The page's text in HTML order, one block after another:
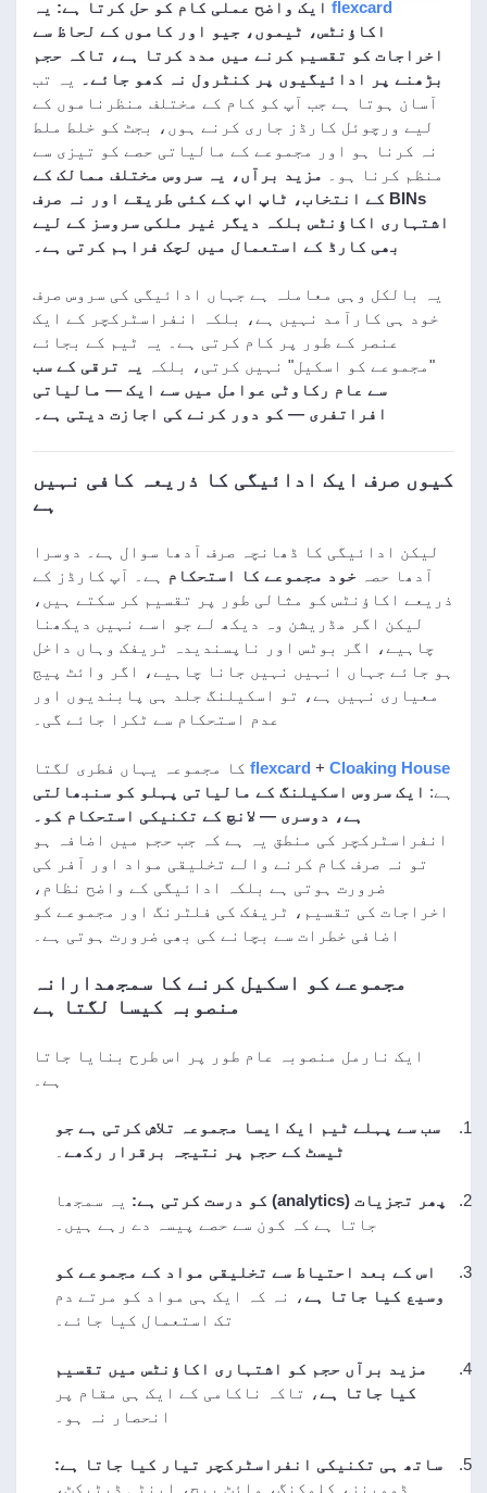
flexcard ایک واضح عملی کام کو حل کرتا ہے: یہ
اکاؤنٹس، ٹیموں، جیو اور کاموں کے لحاظ سے
اخراجات کو تقسیم کرنے میں مدد کرتا ہے، تاکہ حجم
بڑھنے پر ادائیگیوں پر کنٹرول نہ کھو جائے۔
یہ تب
آسان ہوتا ہے جب آپ کو کام کے مختلف منظرناموں کے
لیے ورچوئل کارڈز جاری کرنے ہوں، بجٹ کو خلط ملط
نہ کرنا ہو اور مجموعے کے مالیاتی حصے کو تیزی سے
منظم کرنا ہو۔
مزید برآں، یہ سروس مختلف ممالک کے
BINs کے انتخاب، ٹاپ اپ کے کئی طریقے اور نہ صرف
اشتہاری اکاؤنٹس بلکہ دیگر غیر ملکی سروسز کے لیے
بھی کارڈ کے استعمال میں لچک فراہم کرتی ہے۔
یہ بالکل وہی معاملہ ہے جہاں ادائیگی کی سروس صرف
خود ہی کارآمد نہیں ہے، بلکہ انفراسٹرکچر کے ایک
عنصر کے طور پر کام کرتی ہے۔ یہ ٹیم کے بجائے
"مجموعے کو اسکیل" نہیں کرتی، بلکہ
یہ ترقی کے سب
سے عام رکاوٹی عوامل میں سے ایک — مالیاتی
افراتفری — کو دور کرنے کی اجازت دیتی ہے۔
کیوں صرف ایک ادائیگی کا ذریعہ کافی نہیں
ہے
لیکن ادائیگی کا ڈھانچہ صرف آدھا سوال ہے۔ دوسرا
آدھا حصہ خود مجموعے کا استحکام ہے۔ آپ کارڈز کے
ذریعے اکاؤنٹس کو مثالی طور پر تقسیم کر سکتے ہیں،
لیکن اگر مڈریشن وہ دیکھ لے جو اسے نہیں دیکھنا
چاہیے، اگر بوٹس اور ناپسندیدہ ٹریفک وہاں داخل
ہو جائے جہاں انہیں نہیں جانا چاہیے، اگر وائٹ پیج
معیاری نہیں ہے، تو اسکیلنگ جلد ہی پابندیوں اور
عدم استحکام سے ٹکرا جائے گی۔
flexcard + Cloaking House
کا مجموعہ یہاں فطری لگتا
ہے: ایک سروس اسکیلنگ کے مالیاتی پہلو کو سنبھالتی
ہے، دوسری — لانچ کے تکنیکی استحکام کو۔
انفراسٹرکچر کی منطق یہ ہے کہ جب حجم میں اضافہ ہو
تو نہ صرف کام کرنے والے تخلیقی مواد اور آفر کی
ضرورت ہوتی ہے بلکہ ادائیگی کے واضح نظام،
اخراجات کی تقسیم، ٹریفک کی فلٹرنگ اور مجموعے کو
اضافی خطرات سے بچانے کی بھی ضرورت ہوتی ہے۔
مجموعے کو اسکیل کرنے کا سمجھدارانہ
منصوبہ کیسا لگتا ہے
ایک نارمل منصوبہ عام طور پر اس طرح بنایا جاتا
ہے۔
سب سے پہلے ٹیم ایک ایسا مجموعہ تلاش کرتی ہے جو
ٹیسٹ کے حجم پر نتیجہ برقرار رکھے۔
پھر تجزیات (analytics) کو درست کرتی ہے:
یہ سمجھا
جاتا ہے کہ کون سے حصے پیسہ دے رہے ہیں۔
اس کے بعد احتیاط سے تخلیقی مواد کے مجموعے کو
وسیع کیا جاتا ہے، نہ کہ ایک ہی مواد کو مرتے دم
تک استعمال کیا جائے۔
مزید برآں حجم کو اشتہاری اکاؤنٹس میں تقسیم
کیا جاتا ہے ، تاکہ ناکامی کے ایک ہی مقام پر
انحصار نہ ہو۔
ساتھ ہی تکنیکی انفراسٹرکچر تیار کیا جاتا ہے:
ڈومینز، کلوکنگ، وائٹ پیج، اینٹی ڈیٹیکٹ،